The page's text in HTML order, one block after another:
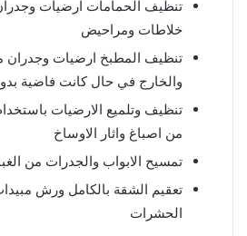
تنظيف الحمامات ارضيات
خلاطات ومراحيض
تنظيف المطبخ ارضيات وجدران
والخارج في حال كانت فاضية
تنظيف وتلميع الارضيات باستخدام
من اصباغ واثار الاوساخ
تمسيح الابواب والجدرات من
تعقيم الشقة بالكامل ورش
الحشرات